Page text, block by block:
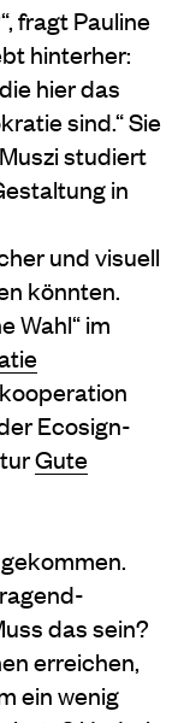
fragt Pauline
hinterher:
hier das
sind.“ Sie
studiert
in
und visuell
könnten.
Wahl“ im
Ecosign-
Gute
das sein?
erreichen,
ein wenig